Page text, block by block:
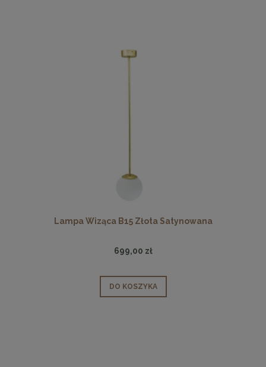
Lampa Wiząca B15 Złota Satynowana
699,00 zł
DO KOSZYKA